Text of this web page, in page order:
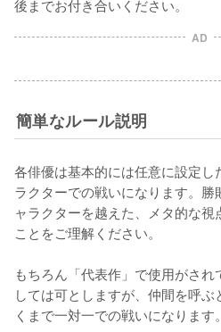
後までお付き合いください。
AD
簡単なルール説明
各俳優は基本的には任意に設定し
ラクターでの戦いになります。
ャラクターを越えた、メタ的な
ことをご理解ください。
もちろん「代表作」で使用がさ
しては可としますが、仲間を呼
くまで一対一での戦いになります。